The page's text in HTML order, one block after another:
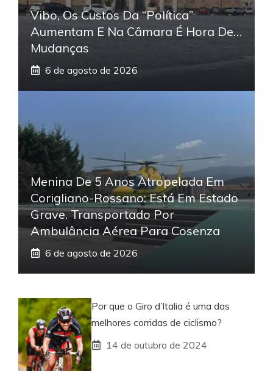
Vibo, Os Custos Da “política”
Aumentam E Na Câmara É Hora De…
Mudanças
6 de agosto de 2026
Menina De 5 Anos Atropelada Em
Corigliano-Rossano: Está Em Estado
Grave. Transportado Por
Ambulância Aérea Para Cosenza
6 de agosto de 2026
Por que o Giro d’Italia é uma das
melhores corridas de ciclismo?
14 de outubro de 2024